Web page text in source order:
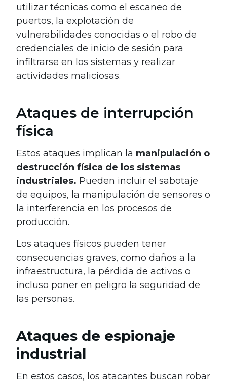
utilizar técnicas como el escaneo de
puertos, la explotación de
vulnerabilidades conocidas o el robo de
credenciales de inicio de sesión para
infiltrarse en los sistemas y realizar
actividades maliciosas.
Ataques de interrupción
física
Estos ataques implican la manipulación o
destrucción física de los sistemas
industriales. Pueden incluir el sabotaje
de equipos, la manipulación de sensores o
la interferencia en los procesos de
producción.
Los ataques físicos pueden tener
consecuencias graves, como daños a la
infraestructura, la pérdida de activos o
incluso poner en peligro la seguridad de
las personas.
Ataques de espionaje
industrial
En estos casos, los atacantes buscan robar